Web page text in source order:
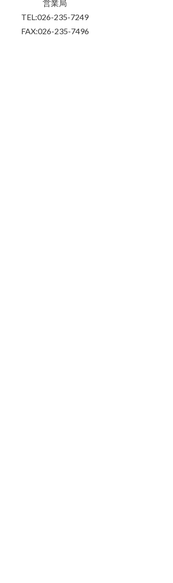
営業局
TEL:026-235-7249
FAX:026-235-7496